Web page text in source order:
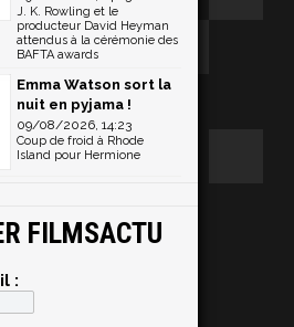
J. K. Rowling et le
producteur David Heyman
attendus à la cérémonie des
BAFTA awards
Emma Watson sort la
nuit en pyjama !
09/08/2026, 14:23
Coup de froid à Rhode
Island pour Hermione
FILMSACTU
: